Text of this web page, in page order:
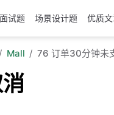
试题 场景设计题 优质
Mall 76 订单30分钟未